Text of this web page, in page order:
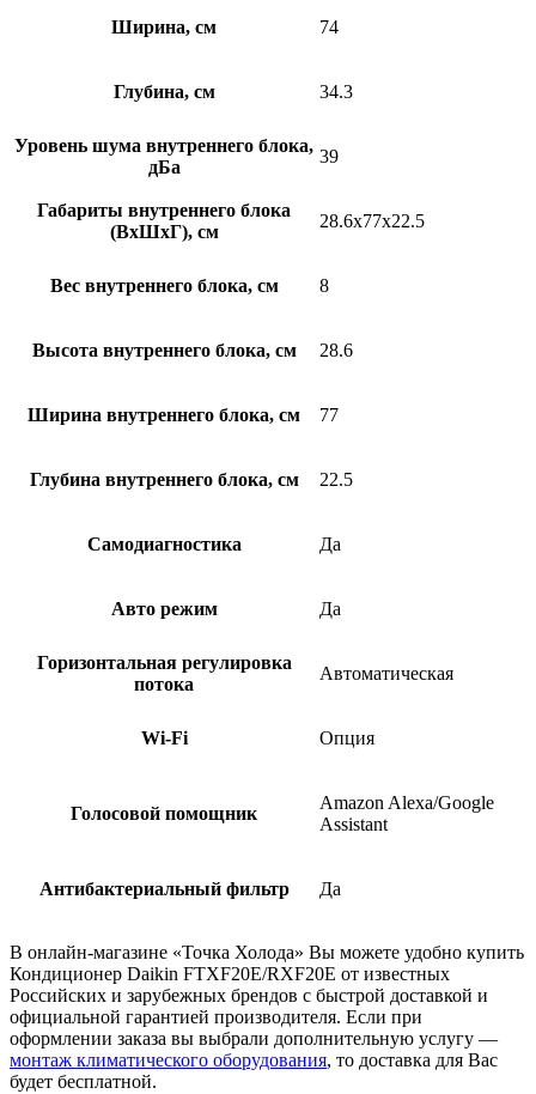
Ширина, см 74
Глубина, см 34.3
Уровень шума внутреннего блока,
дБа
39
Габариты внутреннего блока
(ВхШхГ), см
28.6x77x22.5
Вес внутреннего блока, см 8
Высота внутреннего блока, см 28.6
Ширина внутреннего блока, см 77
Глубина внутреннего блока, см 22.5
Самодиагностика Да
Авто режим Да
Горизонтальная регулировка
потока
Автоматическая
Wi-Fi Опция
Голосовой помощник
Amazon Alexa/Google
Assistant
Антибактериальный фильтр Да
В онлайн-магазине «Точка Холода» Вы можете удобно купить
Кондиционер Daikin FTXF20E/RXF20E от известных
Российских и зарубежных брендов с быстрой доставкой и
официальной гарантией производителя. Если при
оформлении заказа вы выбрали дополнительную услугу —
монтаж климатического оборудования, то доставка для Вас
будет бесплатной.